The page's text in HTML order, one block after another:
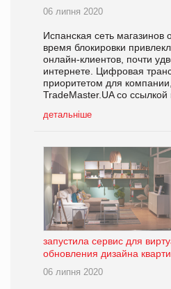
06 липня 2020
Испанская сеть магазинов
время блокировки
онлайн-клиентов, почти
интернете. Цифровая
приоритетом для
TradeMaster.UA со ссылкой
детальніше
запустила сервис для
обновления дизайна
06 липня 2020